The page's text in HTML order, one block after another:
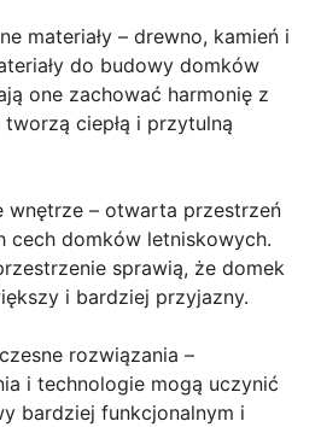
materiały – drewno, kamień i
do budowy domków
one zachować harmonię z
ciepłą i przytulną
wnętrze – otwarta przestrzeń
cech domków letniskowych.
sprawią, że domek
i bardziej przyjazny.
rozwiązania –
i technologie mogą uczynić
bardziej funkcjonalnym i